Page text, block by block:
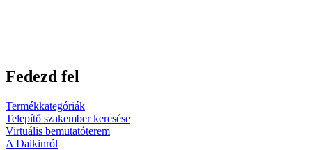
Fedezd fel
Termékkategóriák
Telepítő szakember keresése
Virtuális bemutatóterem
A Daikinról